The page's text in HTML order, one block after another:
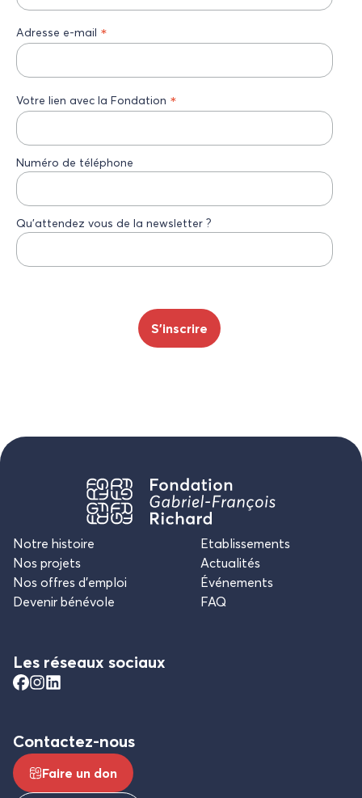
Adresse e-mail *
Votre lien avec la Fondation *
Numéro de téléphone
Qu’attendez vous de la newsletter ?
Notre histoire
Nos projets
Nos offres d’emploi
Devenir bénévole
Etablissements
Actualités
Événements
FAQ
Les réseaux sociaux
Contactez-nous
Faire un don